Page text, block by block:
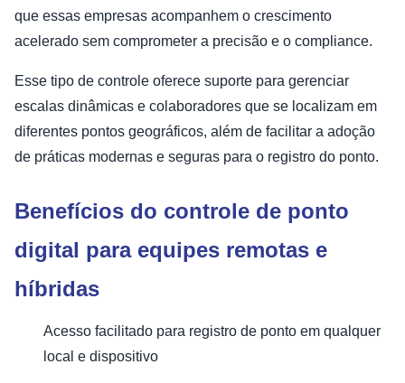
que essas empresas acompanhem o crescimento
acelerado sem comprometer a precisão e o compliance.
Esse tipo de controle oferece suporte para gerenciar
escalas dinâmicas e colaboradores que se localizam em
diferentes pontos geográficos, além de facilitar a adoção
de práticas modernas e seguras para o registro do ponto.
Benefícios do controle de ponto
digital para equipes remotas e
híbridas
Acesso facilitado para registro de ponto em qualquer
local e dispositivo